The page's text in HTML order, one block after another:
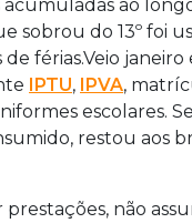
acumuladas ao
sobrou do 13º foi
de férias.Veio
IPTU, IPVA,
escolares.
restou aos
não